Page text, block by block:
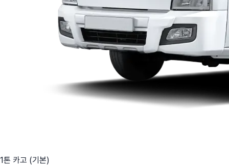
1톤 카고 (기본)